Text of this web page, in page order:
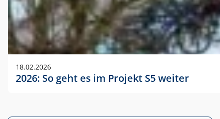
18.02.2026
2026: So geht es im Projekt S5 weiter